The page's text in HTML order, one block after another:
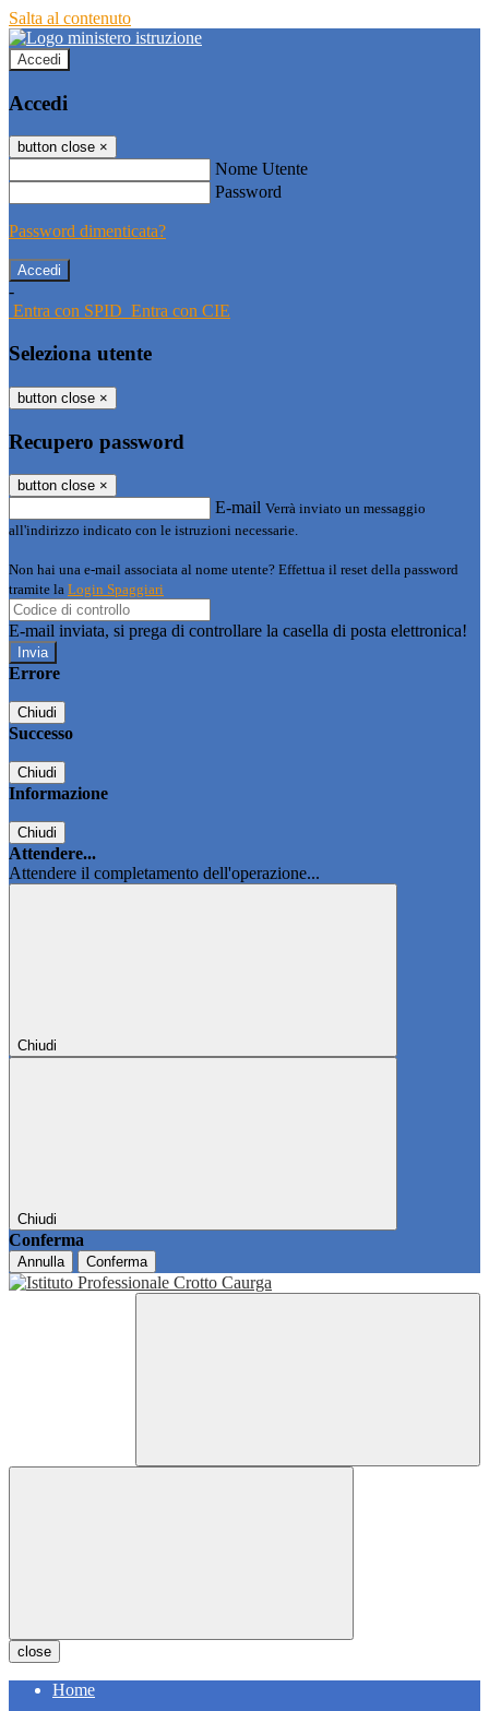
Salta al contenuto
Accedi
Accedi
button close ×
Nome Utente
Password
Password dimenticata?
-
Entra con SPID Entra con CIE
Seleziona utente
button close ×
Recupero password
button close ×
E-mail Verrà inviato un messaggio
all'indirizzo indicato con le istruzioni necessarie.
Non hai una e-mail associata al nome utente? Effettua il reset della password
tramite la Login Spaggiari
E-mail inviata, si prega di controllare la casella di posta elettronica!
Errore
Chiudi
Successo
Chiudi
Informazione
Chiudi
Attendere...
Attendere il completamento dell'operazione...
Chiudi
Chiudi
Conferma
Annulla Conferma
close
Home